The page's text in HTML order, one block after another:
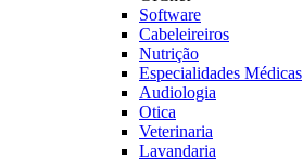
Software
Cabeleireiros
Nutrição
Especialidades Médicas
Audiologia
Otica
Veterinaria
Lavandaria